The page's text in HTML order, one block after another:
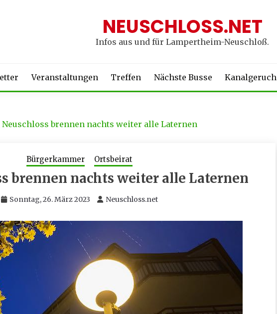
NEUSCHLOSS.NET
Infos aus und für Lampertheim-Neuschloß.
Veranstaltungen Treffen Nächste Busse Kanalgeruch
brennen nachts weiter alle Laternen
Bürgerkammer Ortsbeirat
brennen nachts weiter alle Laternen
Sonntag, 26. März 2023 Neuschloss.net